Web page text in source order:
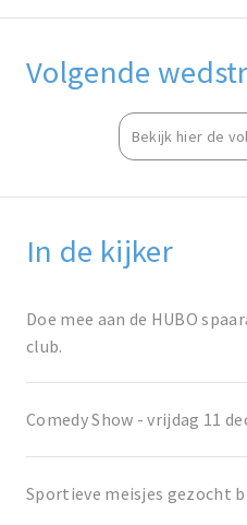
Volgende
Bekijk hier de
In de kijker
Doe mee aan de HUBO
club.
Comedy Show - vrijdag 11
Sportieve meisjes gezocht